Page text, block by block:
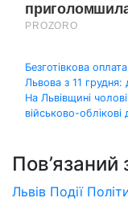
записів
Безготівкова
Львова з 11 грудня:
На Львівщині
військово-
Пов’язаний
Львів Події